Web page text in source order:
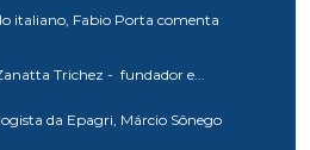
italiano, Fabio Porta comenta
Trichez - fundador e...
da Epagri, Márcio Sônego